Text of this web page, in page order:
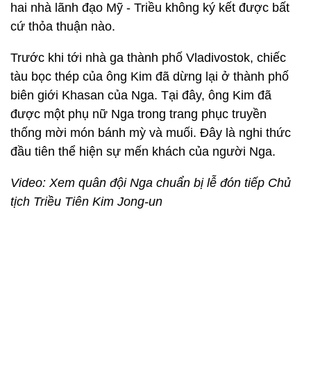
hai nhà lãnh đạo Mỹ - Triều không ký kết được bất
cứ thỏa thuận nào.
Trước khi tới nhà ga thành phố Vladivostok, chiếc
tàu bọc thép của ông Kim đã dừng lại ở thành phố
biên giới Khasan của Nga. Tại đây, ông Kim đã
được một phụ nữ Nga trong trang phục truyền
thống mời món bánh mỳ và muối. Đây là nghi thức
đầu tiên thể hiện sự mến khách của người Nga.
Video: Xem quân đội Nga chuẩn bị lễ đón tiếp Chủ
tịch Triều Tiên Kim Jong-un